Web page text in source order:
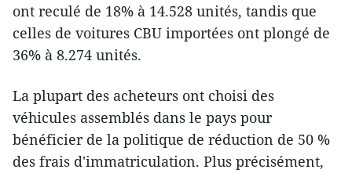
ont reculé de 18% à 14.528 unités, tandis que
celles de voitures CBU importées ont plongé de
36% à 8.274 unités.
La plupart des acheteurs ont choisi des
véhicules assemblés dans le pays pour
bénéficier de la politique de réduction de 50 %
des frais d'immatriculation. Plus précisément,